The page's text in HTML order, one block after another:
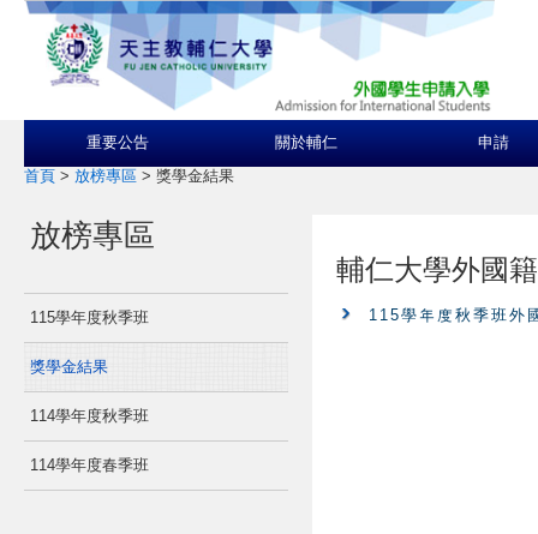
重要公告 關於輔仁 申請
首頁 > 放榜專區 > 獎學金結果
放榜專區
115學年度秋季班
獎學金結果
114學年度秋季班
114學年度春季班
輔仁大學外國
115學年度秋季班外